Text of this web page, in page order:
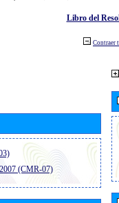
Libro del
Contraer
(CMR-07)